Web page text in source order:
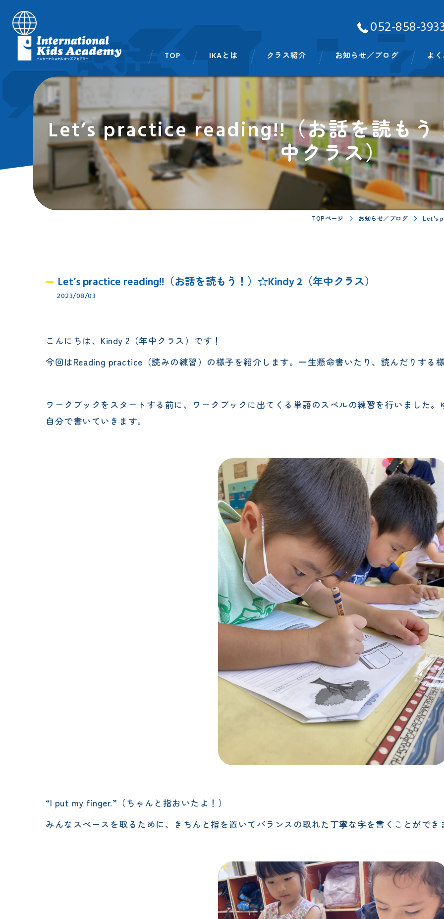
052-858-
TOP IKAとは
スタッフ
クラス紹介
ベビークラス
スモールキッズクラス
プリスクールクラス
キンディクラス
イングリッシュタイム
ビッグキッズイングリッシュタイム
お知らせ／ブログ よ
Let’s practice reading!!（お話を読も
中クラス）
TOPページ お知らせ／ブログ Let’s
Let’s practice reading!!（お話を読もう！）☆Kindy 2（年中クラス）
2023/08/03
こんにちは、Kindy 2（年中クラス）です！
今回はReading practice（読みの練習）の様子を紹介します。一生懸命書いたり、読んだりする
ワークブックをスタートする前に、ワークブックに出てくる単語のスペルの練習を行いました
自分で書いていきます。
“I put my finger.”（ちゃんと指おいたよ！）
みんなスペースを取るために、きちんと指を置いてバランスの取れた丁寧な字を書くことができ